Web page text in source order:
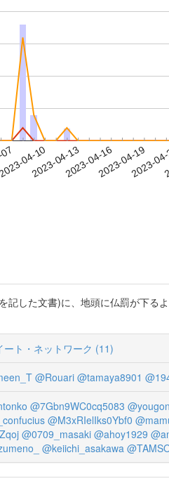
04-10
2023-04-132023-04-162023-04-19
2023-
した文書)に、地頭に仏罰が下る
ート・ネットワーク (11)
@Rouari @tamaya8901
@7Gbn9WC0cq5083
@M3xRIelIks0Ybf0
@0709_masaki @ahoy1929
@keiichi_asakawa